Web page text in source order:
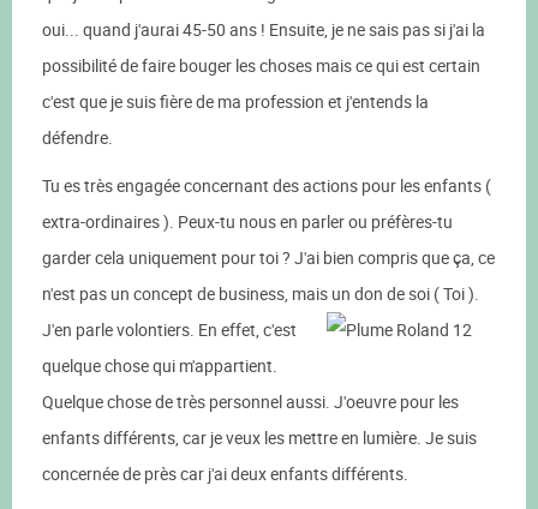
oui... quand j'aurai 45-50 ans ! Ensuite, je ne sais pas si j'ai la
possibilité de faire bouger les choses mais ce qui est certain
c'est que je suis fière de ma profession et j'entends la
défendre.
Tu es très engagée concernant des actions pour les enfants (
extra-ordinaires ). Peux-tu nous en parler ou préfères-tu
garder cela uniquement pour toi ? J'ai bien compris que ça, ce
n'est pas un concept de business, mais un don de soi ( Toi ).
J'en parle volontiers. En effet, c'est
quelque chose qui m'appartient.
Quelque chose de très personnel aussi. J'oeuvre pour les
enfants différents, car je veux les mettre en lumière. Je suis
concernée de près car j'ai deux enfants différents.